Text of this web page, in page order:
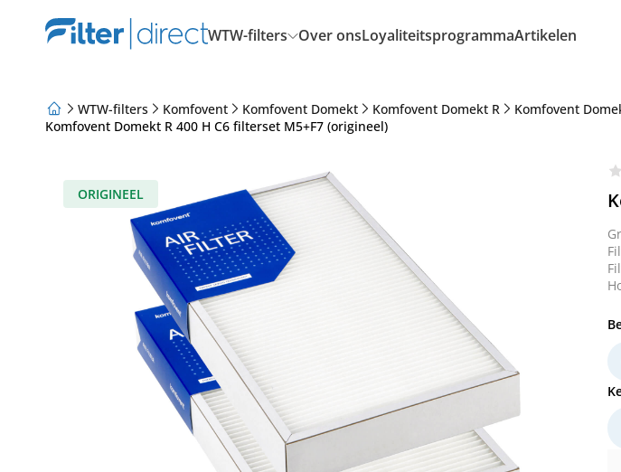
WTW-filters Over onsLoyaliteitsprogrammaArtikelen
Over ons
WTW-filters Komfovent Komfovent Domekt Komfovent Domekt R Komfovent
Komfovent Domekt R 400 H C6 filterset M5+F7 (origineel)
ORIGINEEL